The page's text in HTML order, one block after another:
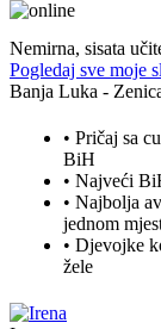
Nemirna, sisata
Pogledaj sve moje
Banja Luka -
• Pričaj sa
BiH
• Najveći
• Najbolja
jednom
• Djevojke
žele